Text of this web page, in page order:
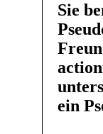
Sie
ein